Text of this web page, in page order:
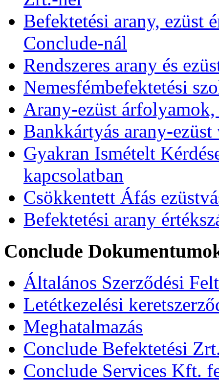
Befektetési arany, ezüst
Conclude-nál
Rendszeres arany és
Nemesfémbefektetési
Arany-ezüst
Bankkártyás arany-
Gyakran Ismételt
kapcsolatban
Csökkentett Áfás
Befektetési arany
Conclude
Általános Szerződési
Letétkezelési
Meghatalmazás
Conclude Befektetési
Conclude Services Kft.